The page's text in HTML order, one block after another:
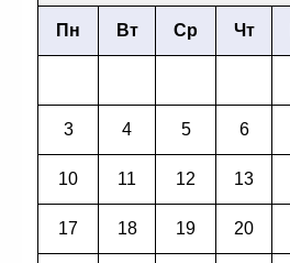
Пн Вт Ср Чт
3 4 5 6
10 11 12 13
17 18 19 20